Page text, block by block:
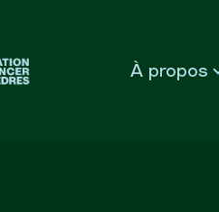
Cancer des Cèdres
À propos